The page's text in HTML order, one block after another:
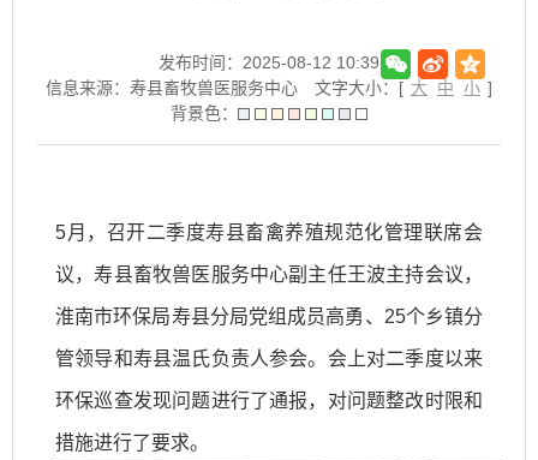
发布时间：2025-08-12 10:39
信息来源：寿县畜牧兽医服务中心
文字大小：[ 大 中 小 ]
背景色：
5月，召开二季度寿县畜禽养殖规范化管理联席会
议，寿县畜牧兽医服务中心副主任王波主持会议，
淮南市环保局寿县分局党组成员高勇、25个乡镇分
管领导和寿县温氏负责人参会。会上对二季度以来
环保巡查发现问题进行了通报，对问题整改时限和
措施进行了要求。